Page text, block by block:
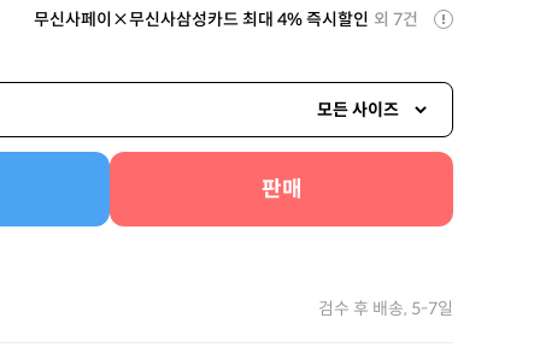
무신사페이×무신사삼성카드 최대 4% 즉시할인 외 7건
모든 사이즈
판매
검수 후 배송, 5-7일